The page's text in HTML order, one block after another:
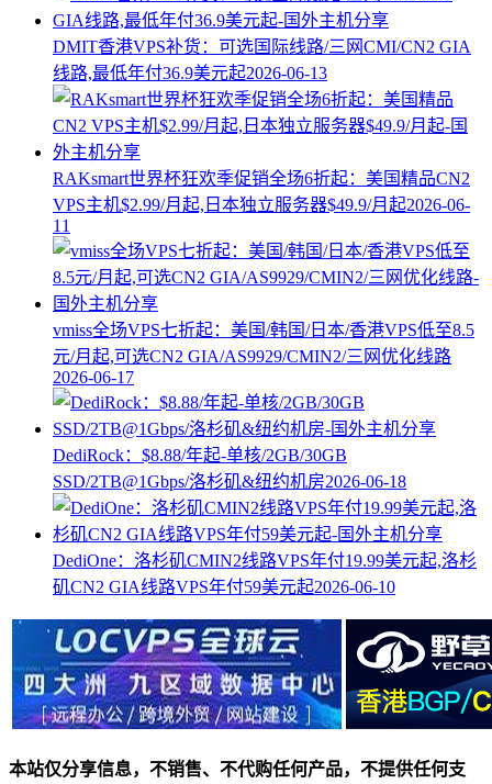
DMIT香港VPS补货：可选国际线路/三网CMI/CN2 GIA
线路,最低年付36.9美元起2026-06-13
RAKsmart世界杯狂欢季促销全场6折起：美国精品CN2
VPS主机$2.99/月起,日本独立服务器$49.9/月起2026-06-
11
vmiss全场VPS七折起：美国/韩国/日本/香港VPS低至8.5
元/月起,可选CN2 GIA/AS9929/CMIN2/三网优化线路
2026-06-17
DediRock：$8.88/年起-单核/2GB/30GB
SSD/2TB@1Gbps/洛杉矶&纽约机房2026-06-18
DediOne：洛杉矶CMIN2线路VPS年付19.99美元起,洛杉
矶CN2 GIA线路VPS年付59美元起2026-06-10
本站仅分享信息，不销售、不代购任何产品，不提供任何支